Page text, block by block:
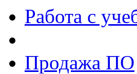
Работа с
Продажа ПО